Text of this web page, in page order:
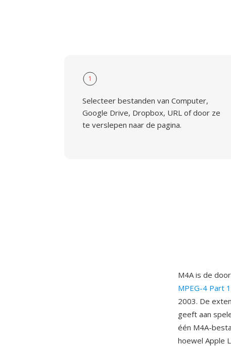
1
Selecteer bestanden van Computer,
Google Drive, Dropbox, URL of door ze
te verslepen naar de pagina.
M4A is de
MPEG-4 Part
2003. De
geeft aan
één M4A-
hoewel Apple